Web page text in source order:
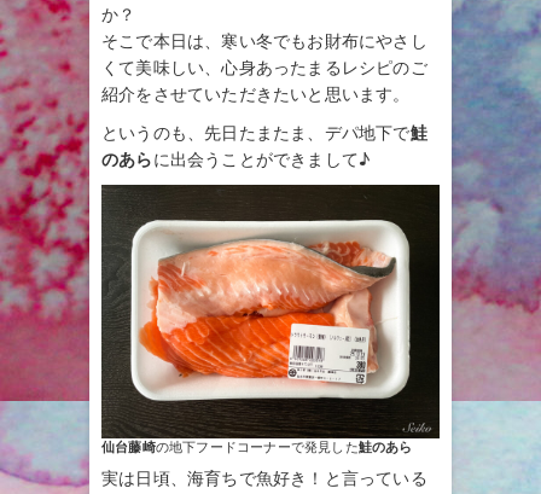
か？
そこで本日は、寒い冬でもお財布にやさし
くて美味しい、心身あったまるレシピのご
紹介をさせていただきたいと思います。
というのも、先日たまたま、デパ地下で鮭
のあらに出会うことができまして♪
仙台藤崎の地下フードコーナーで発見した鮭のあら
実は日頃、海育ちで魚好き！と言っている